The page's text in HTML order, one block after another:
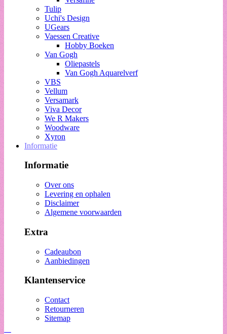
Tulip
Uchi's Design
UGears
Vaessen Creative
Hobby Boeken
Van Gogh
Oliepastels
Van Gogh Aquarelverf
VBS
Vellum
Versamark
Viva Decor
We R Makers
Woodware
Xyron
Informatie
Informatie
Over ons
Levering en ophalen
Disclaimer
Algemene voorwaarden
Extra
Cadeaubon
Aanbiedingen
Klantenservice
Contact
Retourneren
Sitemap